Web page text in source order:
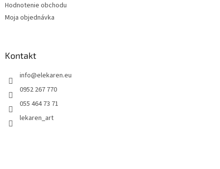
Hodnotenie obchodu
Moja objednávka
Kontakt
info@elekaren.eu
0952 267 770
055 464 73 71
lekaren_art